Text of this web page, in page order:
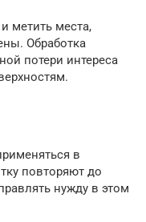
метить места,
Обработка
потери интереса
в
повторяют до
нужду в этом